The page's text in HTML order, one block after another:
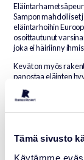
Tämä sivusto
Käytämme
Sampon mahdolliset
eläintarhoihin
osoittautunut
joka ei häiriinny
Kevät on myös
panostaa eläinten
kiipeilyrakennelmia